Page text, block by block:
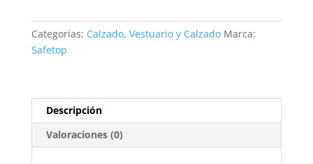
Categorías: Calzado, Vestuario y Calzado Marca:
Safetop
Descripción
Valoraciones (0)